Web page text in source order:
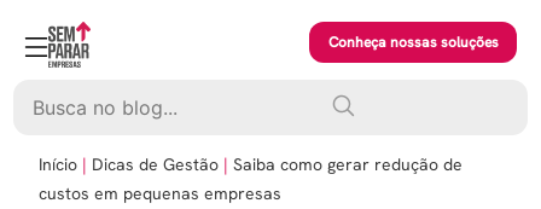
content
Conheça nossas soluções
Início Dicas de Gestão
Saiba como gerar redução de
custos em pequenas empresas